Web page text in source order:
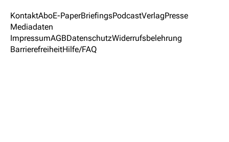
KontaktAboE-PaperBriefingsPodcastVerlagPresse
Mediadaten
ImpressumAGBDatenschutzWiderrufsbelehrung
BarrierefreiheitHilfe/FAQ